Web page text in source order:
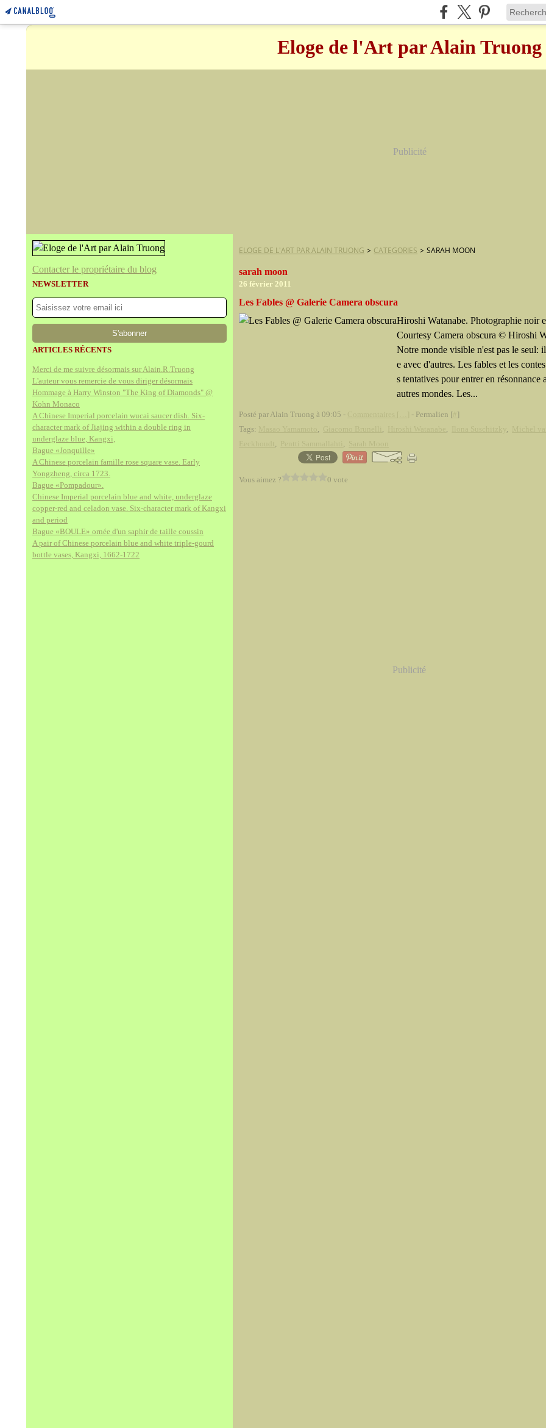
Eloge de l'Art par Alain Truong
Publicité
Contacter le propriétaire du blog
NEWSLETTER
ARTICLES RÉCENTS
Merci de me suivre désormais sur Alain.R.Truong
L'auteur vous remercie de vous diriger désormais
Hommage à Harry Winston "The King of Diamonds" @
Kohn Monaco
A Chinese Imperial porcelain wucai saucer dish. Six-
character mark of Jiajing within a double ring in
underglaze blue, Kangxi,
Bague «Jonquille»
A Chinese porcelain famille rose square vase. Early
Yongzheng, circa 1723.
Bague «Pompadour».
Chinese Imperial porcelain blue and white, underglaze
copper-red and celadon vase. Six-character mark of Kangxi
and period
Bague «BOULE» ornée d'un saphir de taille coussin
A pair of Chinese porcelain blue and white triple-gourd
bottle vases, Kangxi, 1662-1722
ELOGE DE L'ART PAR ALAIN TRUONG > CATEGORIES > SARAH MOON
sarah moon
26 février 2011
Les Fables @ Galerie Camera obscura
Hiroshi Watanabe. Photographie noir
Courtesy Camera obscura © Hiroshi
Notre monde visible n'est pas le seul:
e avec d'autres. Les fables et les
s tentatives pour entrer en résonnance
autres mondes. Les...
Posté par Alain Truong à 09:05 - - Permalien [ ]
Tags:
, , , ,
, ,
Vous aimez ? 0 vote
Publicité